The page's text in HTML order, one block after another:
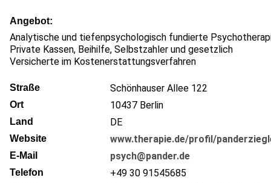
Angebot
Analytische und tiefenpsychologisch fundierte
Private Kassen, Beihilfe, Selbstzahler und gesetzlich
Versicherte im Kostenerstattungsverfahren
Straße Schönhauser Allee 122
Ort 10437 Berlin
Land DE
Website www.therapie.de/profil/
E-Mail psych@pander.de
Telefon +49 30 91545685